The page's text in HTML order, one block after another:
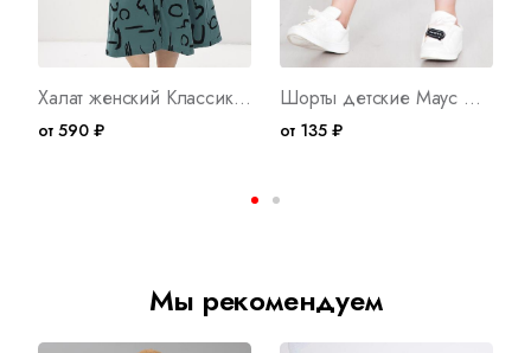
Халат женский Классик Х Арт. 10042
от 590 ₽
Шорты детские Маус Д Арт. 3606
от 135 ₽
Мы рекомендуем